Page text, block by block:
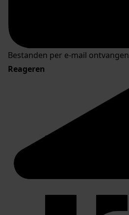
Bestanden per e-mail ontvangen
Reageren